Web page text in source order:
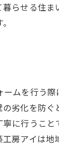
らせる住ま
ムを行う際
劣化を防ぐ
に行うこと
房アイは地